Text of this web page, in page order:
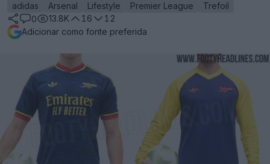
adidas
Arsenal Lifestyle Premier League
Trefoil
0
13.8K 16
12
Adicionar como fonte preferida